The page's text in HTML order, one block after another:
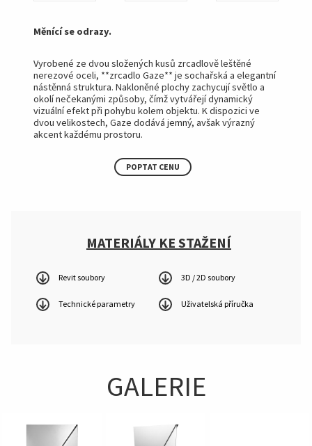
Měnící se odrazy.
Vyrobené ze dvou složených kusů zrcadlově leštěné
nerezové oceli, **zrcadlo Gaze** je sochařská a elegantní
nástěnná struktura. Nakloněné plochy zachycují světlo a
okolí nečekanými způsoby, čímž vytvářejí dynamický
vizuální efekt při pohybu kolem objektu. K dispozici ve
dvou velikostech, Gaze dodává jemný, avšak výrazný
akcent každému prostoru.
POPTAT CENU
MATERIÁLY KE STAŽENÍ
Revit soubory 3D / 2D soubory
Technické parametry Uživatelská příručka
GALERIE